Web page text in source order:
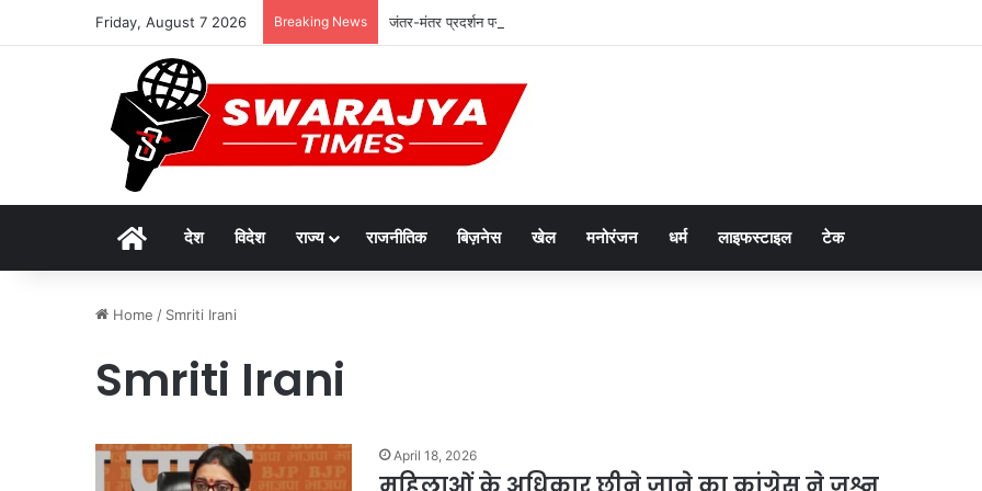
Friday, August 7 2026 Breaking News जंतर-मंतर प्रदर्शन पर बड़े आतंकी साजिश का खुलासा, पाकिस्तान से हो रहा था ऑपरेशन; पेट्रोल बम हमले की थी तैयारी
Homeदेश विदेश राज्य राजनीतिक बिज़नेस खेल मनोरंजन धर्म लाइफस्टाइल टेक
Home / Smriti Irani
Smriti Irani
April 18, 2026